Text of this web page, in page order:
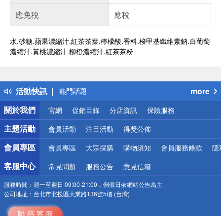
應免稅
應稅
水.砂糖.蘋果濃縮汁.紅茶茶葉.檸檬酸.香料.梭甲基纖維素鈉.白葡萄
濃縮汁.黃桃濃縮汁.柳橙濃縮汁.紅茶茶粉
活動快訊
得獎公告
熱門話題
銀行優惠
偏遠地區配送
詐騙網頁！請小心！
more
關於我們
官網 促銷目錄 分店資訊 保險服務
主題活動 會員活動 注目活動 得獎公佈
會員專區 會員專區 大宗採購 購物須知 會員服務條款 隱
客服中心 常見問題 服務公告 意見信箱
服務時間： 週一至週日 09:00-21:00，例假日依網站公告為主
公司地址： 台北市北投區大業路136號5樓 (台灣)